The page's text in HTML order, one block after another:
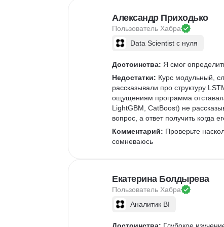
Александр Приходько
Пользователь Хабра
Data Scientist с нуля
Достоинства: Я смог
Недостатки: Курс модульный,
рассказывали про структуру
ощущениям программа
LightGBM, CatBoost) не
вопрос, а ответ получить когда
Комментарий: Проверьте
сомневаюсь
Екатерина Болдырева
Пользователь Хабра
Аналитик BI